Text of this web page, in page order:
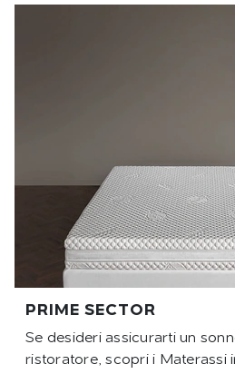
PRIME SECTOR
Se desideri assicurarti un
ristoratore, scopri i Materassi